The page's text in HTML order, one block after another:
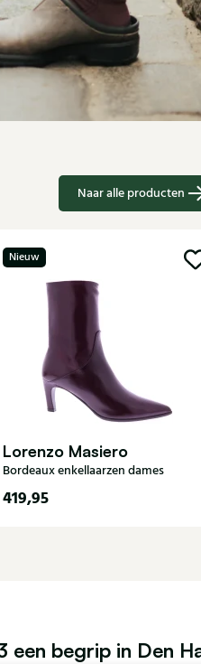
Naar alle producten
Nieuw
Lorenzo Masiero
Bordeaux enkellaarzen dames
419,95
een begrip in Den